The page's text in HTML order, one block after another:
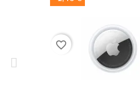
favorite_border